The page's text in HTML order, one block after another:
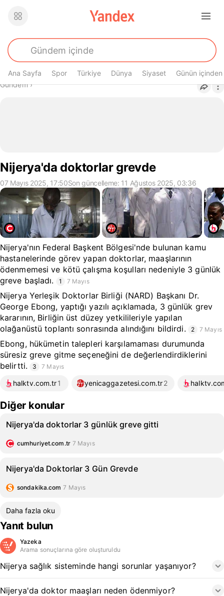
Ana Sayfa Spor Türkiye Dünya Siyaset Günün içinden
Buradasın
Gündem›
Nijerya'da doktorlar grevde
07 Mayıs 2025, 17:50Son güncelleme: 11 Ağustos 2025, 03:36
Nijerya'nın Federal Başkent Bölgesi'nde bulunan kamu
hastanelerinde görev yapan doktorlar, maaşlarının
ödenmemesi ve kötü çalışma koşulları nedeniyle 3 günlük
greve başladı.
1 7 Mayıs
Nijerya Yerleşik Doktorlar Birliği (NARD) Başkanı Dr.
George Ebong, yaptığı yazılı açıklamada, 3 günlük grev
kararının, Birliğin üst düzey yetkilileriyle yapılan
olağanüstü toplantı sonrasında alındığını bildirdi.
2 7 Mayıs
Ebong, hükümetin talepleri karşılamaması durumunda
süresiz greve gitme seçeneğini de değerlendirdiklerini
belirtti.
3 7 Mayıs
halktv.com.tr1 yenicaggazetesi.com.tr2
Diğer konular
Nijerya'da doktorlar 3 günlük greve gitti
cumhuriyet.com.tr 7 Mayıs
Nijerya'da Doktorlar 3 Gün Grevde
sondakika.com 7 Mayıs
Daha fazla oku
Yanıt bulun
Yazeka
Arama sonuçlarına göre oluşturuldu
Nijerya sağlık sisteminde hangi sorunlar yaşanıyor?
Nijerya'da doktor maaşları neden ödenmiyor?